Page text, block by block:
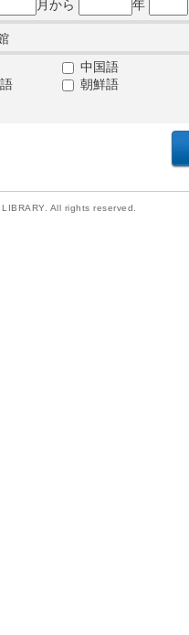
月から 年
中国語
朝鮮語
All rights reserved.